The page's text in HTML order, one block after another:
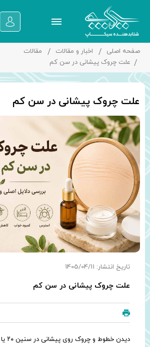
صفحه اصلی اخبار و مقالات
مقالات
علت چروک پیشانی در سن کم
علت چروک پیشانی در سن کم
تاریخ انتشار: 1405/04/11
علت چروک پیشانی در سن کم